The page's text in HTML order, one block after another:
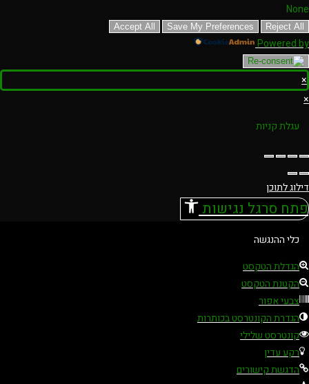
None
Reject All
Save My Preferences
Accept All
Powered by
×
×
עגלת קניות
דילוג לתוכן
פתח סרגל נגישות
כלי ההנגשה
הגדלת הטקסט
הקטנת הטקסט
צבעי אפור
הגדרת הקונטרסט בכותרות
קונטרסט שלילי
רקע עדין
הדגשת קישורים